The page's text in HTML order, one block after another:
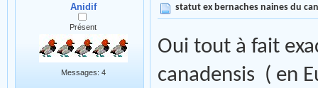
Anidif
Présent
Messages: 4
statut ex bernaches naines du
Oui tout à fait
canadensis ( en